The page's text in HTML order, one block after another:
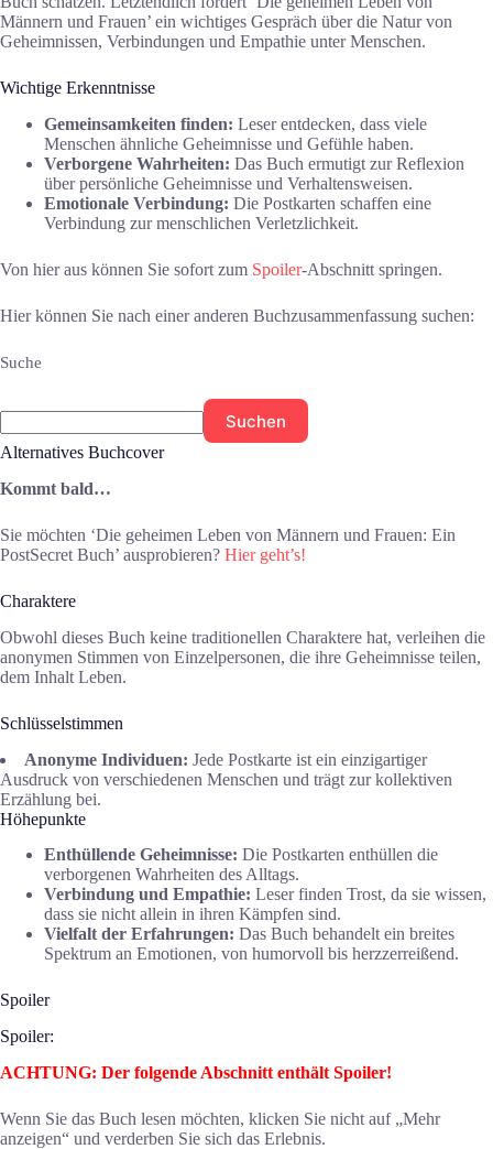
Männern und Frauen’ ein wichtiges Gespräch über die Natur von
Geheimnissen, Verbindungen und Empathie unter Menschen.
Wichtige Erkenntnisse
Gemeinsamkeiten finden: Leser entdecken, dass viele
Menschen ähnliche Geheimnisse und Gefühle haben.
Verborgene Wahrheiten: Das Buch ermutigt zur Reflexion
über persönliche Geheimnisse und Verhaltensweisen.
Emotionale Verbindung: Die Postkarten schaffen eine
Verbindung zur menschlichen Verletzlichkeit.
Von hier aus können Sie sofort zum Spoiler-Abschnitt springen.
Hier können Sie nach einer anderen Buchzusammenfassung suchen:
Suche
Suchen
Alternatives Buchcover
Kommt bald…
Sie möchten ‘Die geheimen Leben von Männern und Frauen: Ein
PostSecret Buch’ ausprobieren? Hier geht’s!
Charaktere
Obwohl dieses Buch keine traditionellen Charaktere hat, verleihen die
anonymen Stimmen von Einzelpersonen, die ihre Geheimnisse teilen,
dem Inhalt Leben.
Schlüsselstimmen
Anonyme Individuen: Jede Postkarte ist ein einzigartiger
Ausdruck von verschiedenen Menschen und trägt zur kollektiven
Erzählung bei.
Höhepunkte
Enthüllende Geheimnisse: Die Postkarten enthüllen die
verborgenen Wahrheiten des Alltags.
Verbindung und Empathie: Leser finden Trost, da sie wissen,
dass sie nicht allein in ihren Kämpfen sind.
Vielfalt der Erfahrungen: Das Buch behandelt ein breites
Spektrum an Emotionen, von humorvoll bis herzzerreißend.
Spoiler
Spoiler:
ACHTUNG: Der folgende Abschnitt enthält Spoiler!
Wenn Sie das Buch lesen möchten, klicken Sie nicht auf „Mehr
anzeigen“ und verderben Sie sich das Erlebnis.